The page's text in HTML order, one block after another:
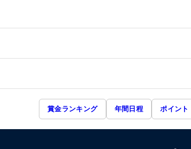
賞金ランキング 年間日程 ポイント